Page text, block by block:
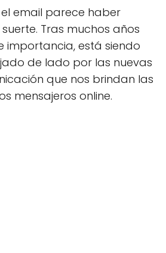
email parece haber
Tras muchos años
importancia, está siendo
de lado por las nuevas
que nos brindan las
mensajeros online.